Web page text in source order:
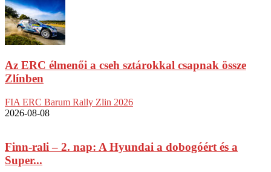
Az ERC élmenői a cseh sztárokkal csapnak össze
Zlínben
FIA ERC Barum Rally Zlin 2026
2026-08-08
Finn-rali – 2. nap: A Hyundai a dobogóért és a
Super...